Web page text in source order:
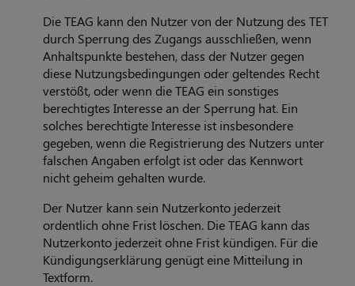
Die TEAG kann den Nutzer von der Nutzung des TET
durch Sperrung des Zugangs ausschließen, wenn
Anhaltspunkte bestehen, dass der Nutzer gegen
diese Nutzungsbedingungen oder geltendes Recht
verstößt, oder wenn die TEAG ein sonstiges
berechtigtes Interesse an der Sperrung hat. Ein
solches berechtigte Interesse ist insbesondere
gegeben, wenn die Registrierung des Nutzers unter
falschen Angaben erfolgt ist oder das Kennwort
nicht geheim gehalten wurde.
Der Nutzer kann sein Nutzerkonto jederzeit
ordentlich ohne Frist löschen. Die TEAG kann das
Nutzerkonto jederzeit ohne Frist kündigen. Für die
Kündigungserklärung genügt eine Mitteilung in
Textform.